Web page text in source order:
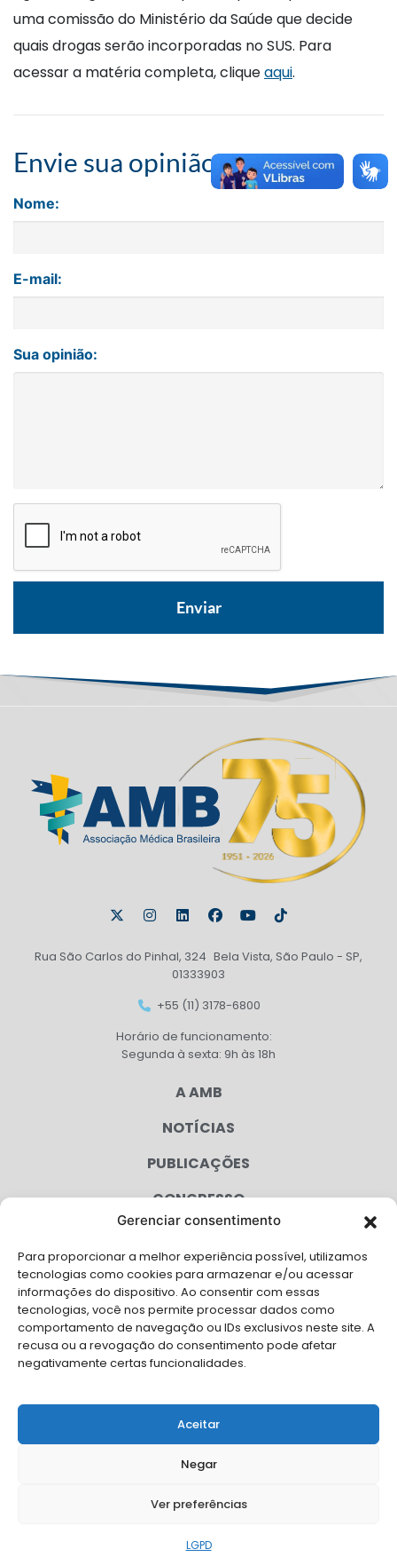
Gerenciar consentimento
Para proporcionar a melhor experiência possível, utilizamos
tecnologias como cookies para armazenar e/ou acessar
informações do dispositivo. Ao consentir com essas
tecnologias, você nos permite processar dados como
comportamento de navegação ou IDs exclusivos neste site. A
recusa ou a revogação do consentimento pode afetar
negativamente certas funcionalidades.
Aceitar
Negar
Ver preferências
LGPD
uma comissão do Ministério da Saúde que decide
quais drogas serão incorporadas no SUS. Para
acessar a matéria completa, cliqueaqui.
Envie sua opinião
Nome:
E-mail:
Sua opinião:
Rua São Carlos do Pinhal, 324 Bela Vista, São Paulo - SP,
01333903
+55 (11) 3178-6800
Horário de funcionamento:
Segunda à sexta: 9h às 18h
A AMB
NOTÍCIAS
PUBLICAÇÕES
CONGRESSO
CAMPANHAS
SERVIÇOS
FILIADAS
FALE CONOSCO
Solicite Apoio Institucional da AMB para o seu evento